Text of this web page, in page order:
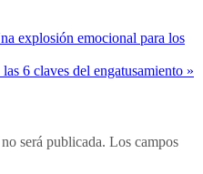
explosión emocional para los
6 claves del engatusamiento »
será publicada. Los campos